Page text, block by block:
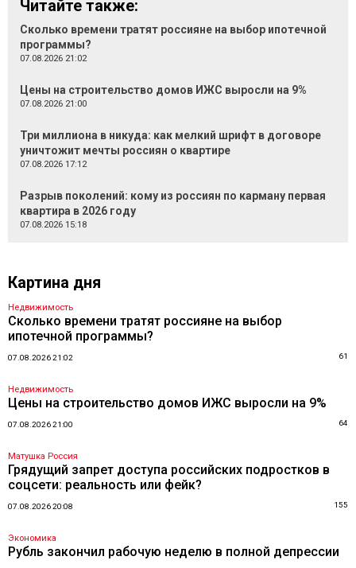
Читайте также:
Сколько времени тратят россияне на выбор ипотечной
программы?
07.08.2026 21:02
Цены на строительство домов ИЖС выросли на 9%
07.08.2026 21:00
Три миллиона в никуда: как мелкий шрифт в договоре
уничтожит мечты россиян о квартире
07.08.2026 17:12
Разрыв поколений: кому из россиян по карману первая
квартира в 2026 году
07.08.2026 15:18
Картина дня
Недвижимость
Сколько времени тратят россияне на выбор
ипотечной программы?
07.08.2026 21:02 61
Недвижимость
Цены на строительство домов ИЖС выросли на 9%
07.08.2026 21:00 64
Матушка Россия
Грядущий запрет доступа российских подростков в
соцсети: реальность или фейк?
07.08.2026 20:08 155
Экономика
Рубль закончил рабочую неделю в полной депрессии